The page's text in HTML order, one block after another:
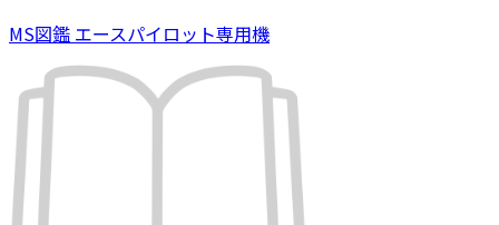
MS図鑑 エースパイロット専用機